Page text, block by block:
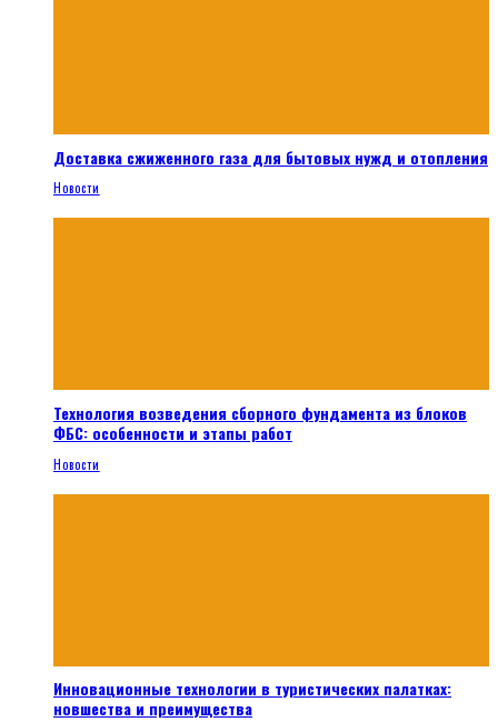
Доставка сжиженного газа для бытовых нужд и отопления
Новости
Технология возведения сборного фундамента из блоков
ФБС: особенности и этапы работ
Новости
Инновационные технологии в туристических палатках:
новшества и преимущества